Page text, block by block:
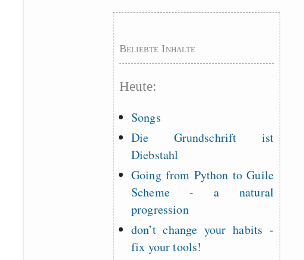
Beliebte Inhalte
Heute:
Songs
Die Grundschrift ist
Diebstahl
Going from Python to Guile
Scheme - a natural
progression
don’t change your habits -
fix your tools!